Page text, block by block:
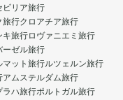
ビリア旅行
旅行クロアチア旅行
キ旅行ロヴァニエミ旅行
ーゼル旅行
マット旅行ルツェルン旅行
アムステルダム旅行
ラハ旅行ポルトガル旅行